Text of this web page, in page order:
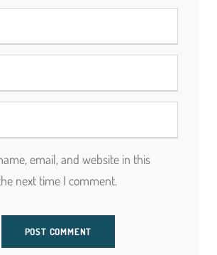
email, and website in this
next time I comment.